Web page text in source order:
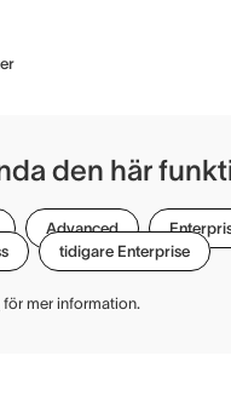
den här
Advanced
tidigare Enterprise
för mer information.